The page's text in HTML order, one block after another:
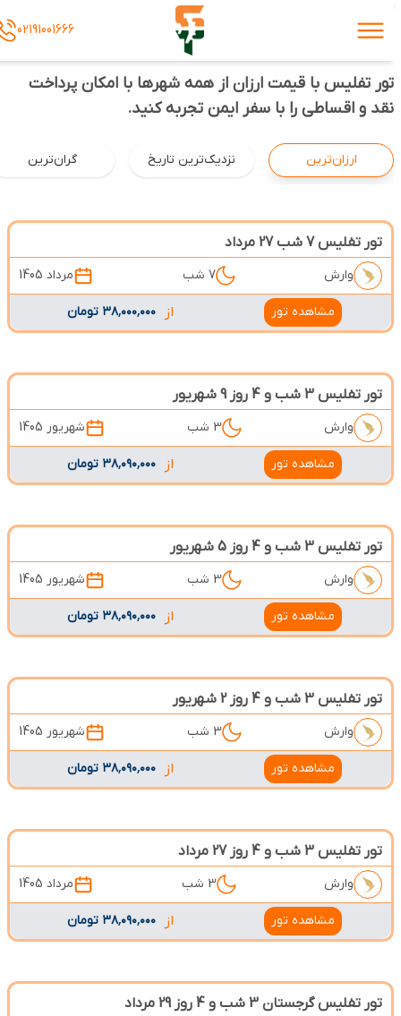
02191001666
تور تفلیس با قیمت ارزان از همه شهرها با امکان پرداخت
نقد و اقساطی را با سفر ایمن تجربه کنید.
ارزان‌ترین نزدیک‌ترین تاریخ گران‌ترین
تور تفلیس 7 شب 27 مرداد
وارش 7 شب مرداد 1405
مشاهده تور از ۳۸٬۰۰۰٬۰۰۰ تومان
تور تفلیس 3 شب و 4 روز 9 شهریور
وارش 3 شب شهریور 1405
مشاهده تور از ۳۸٬۰۹۰٬۰۰۰ تومان
تور تفلیس 3 شب و 4 روز 5 شهریور
وارش 3 شب شهریور 1405
مشاهده تور از ۳۸٬۰۹۰٬۰۰۰ تومان
تور تفلیس 3 شب و 4 روز 2 شهریور
وارش 3 شب شهریور 1405
مشاهده تور از ۳۸٬۰۹۰٬۰۰۰ تومان
تور تفلیس 3 شب و 4 روز 27 مرداد
وارش 3 شب مرداد 1405
مشاهده تور از ۳۸٬۰۹۰٬۰۰۰ تومان
تور تفلیس گرجستان 3 شب و 4 روز 29 مرداد